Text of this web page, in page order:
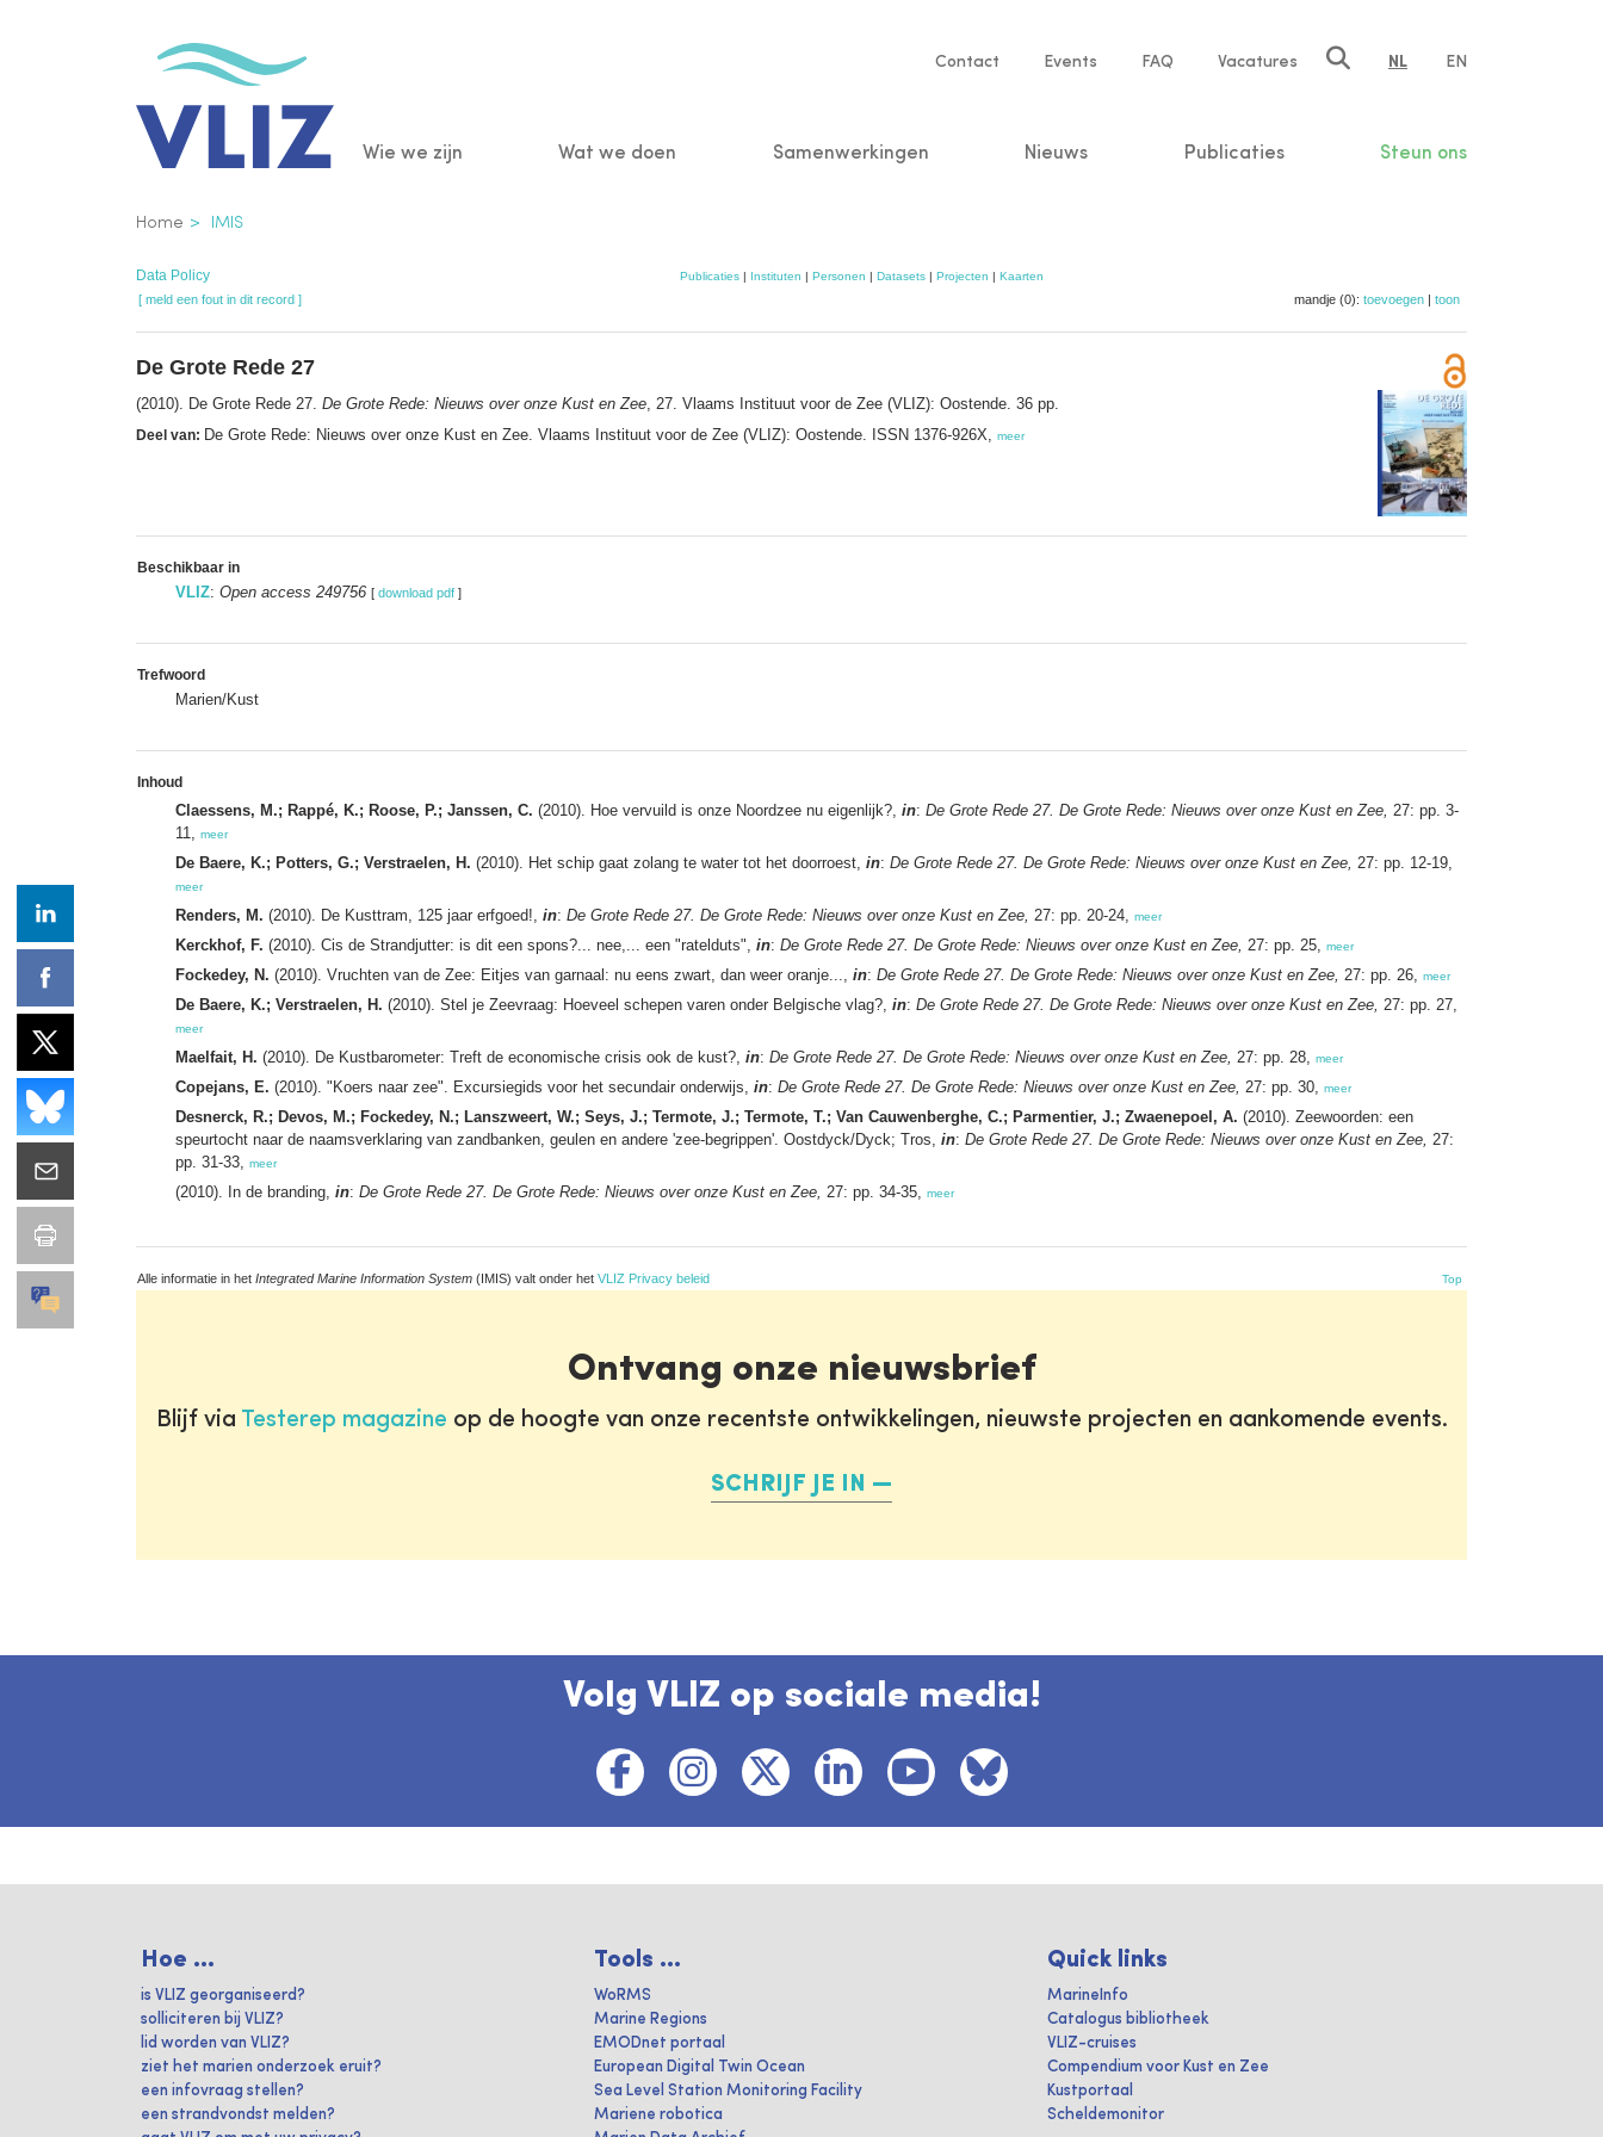
Service
Contact Events FAQ Vacatures NL EN
Main
Wie we zijn Wat we doen Samenwerkingen Nieuws Publicaties Steun ons
Kruimelpad
Home IMIS
Data Policy Publicaties| Instituten | Personen | Datasets| Projecten | Kaarten
[ meld een fout in dit record ] mandje (0): toevoegen | toon
De Grote Rede 27
(2010). De Grote Rede 27. De Grote Rede: Nieuws over onze Kust en Zee , 27. Vlaams Instituut voor de Zee (VLIZ): Oostende. 36 pp.
Deel van: De Grote Rede: Nieuws over onze Kust en Zee. Vlaams Instituut voor de Zee (VLIZ): Oostende. ISSN 1376-926X, meer
Beschikbaar in
VLIZ: Open access 249756 [ download pdf ]
Trefwoord
Marien/Kust
Inhoud
Claessens, M.; Rappé, K.; Roose, P.; Janssen, C. (2010). Hoe vervuild is onze Noordzee nu eigenlijk?, in: De Grote Rede 27. De Grote Rede: Nieuws over onze Kust en Zee, 27: pp. 3-
11,
meer
De Baere, K.; Potters, G.; Verstraelen, H. (2010). Het schip gaat zolang te water tot het doorroest, in: De Grote Rede 27. De Grote Rede: Nieuws over onze Kust en Zee, 27: pp. 12-19,
meer
Renders, M. (2010). De Kusttram, 125 jaar erfgoed!, in: De Grote Rede 27. De Grote Rede: Nieuws over onze Kust en Zee, 27: pp. 20-24, meer
Kerckhof, F. (2010). Cis de Strandjutter: is dit een spons?... nee,... een "ratelduts", in: De Grote Rede 27. De Grote Rede: Nieuws over onze Kust en Zee, 27: pp. 25, meer
Fockedey, N. (2010). Vruchten van de Zee: Eitjes van garnaal: nu eens zwart, dan weer oranje..., in: De Grote Rede 27. De Grote Rede: Nieuws over onze Kust en Zee, 27: pp. 26, meer
De Baere, K.; Verstraelen, H. (2010). Stel je Zeevraag: Hoeveel schepen varen onder Belgische vlag?, in: De Grote Rede 27. De Grote Rede: Nieuws over onze Kust en Zee, 27: pp. 27,
meer
Maelfait, H. (2010). De Kustbarometer: Treft de economische crisis ook de kust?, in: De Grote Rede 27. De Grote Rede: Nieuws over onze Kust en Zee, 27: pp. 28, meer
Copejans, E. (2010). "Koers naar zee". Excursiegids voor het secundair onderwijs, in: De Grote Rede 27. De Grote Rede: Nieuws over onze Kust en Zee, 27: pp. 30, meer
Desnerck, R.; Devos, M.; Fockedey, N.; Lanszweert, W.; Seys, J.; Termote, J.; Termote, T.; Van Cauwenberghe, C.; Parmentier, J.; Zwaenepoel, A. (2010). Zeewoorden: een
speurtocht naar de naamsverklaring van zandbanken, geulen en andere 'zee-begrippen'. Oostdyck/Dyck; Tros, in: De Grote Rede 27. De Grote Rede: Nieuws over onze Kust en Zee, 27:
pp. 31-33,
meer
(2010). In de branding, in: De Grote Rede 27. De Grote Rede: Nieuws over onze Kust en Zee, 27: pp. 34-35, meer
Alle informatie in het Integrated Marine Information System (IMIS) valt onder het VLIZ Privacy beleid Top
Ontvang onze nieuwsbrief
Blijf via Testerep magazine op de hoogte van onze recentste ontwikkelingen, nieuwste projecten en aankomende events.
SCHRIJF JE IN
Volg VLIZ op sociale media!
Hoe ...
is VLIZ georganiseerd?
solliciteren bij VLIZ?
lid worden van VLIZ?
ziet het marien onderzoek eruit?
een infovraag stellen?
een strandvondst melden?
Tools ...
WoRMS
Marine Regions
EMODnet portaal
European Digital Twin Ocean
Sea Level Station Monitoring Facility
Mariene robotica
Quick links
MarineInfo
Catalogus bibliotheek
VLIZ-cruises
Compendium voor Kust en Zee
Kustportaal
Scheldemonitor